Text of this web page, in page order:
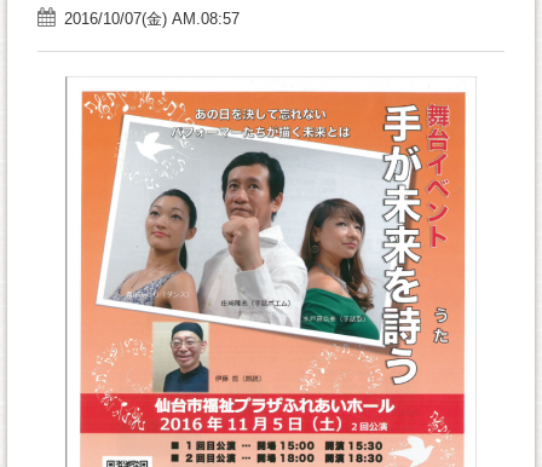
2016/10/07(金) AM.08:57